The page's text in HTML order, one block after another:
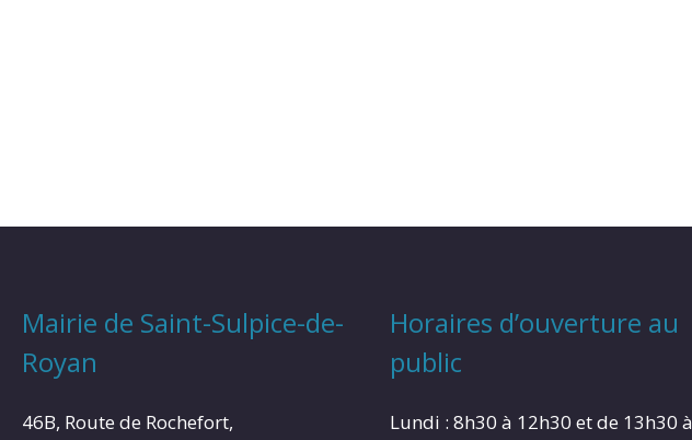
Mairie de Saint-Sulpice-de-
Royan
46B, Route de Rochefort,
Horaires d’ouverture au
public
Lundi : 8h30 à 12h30 et de 13h30 à